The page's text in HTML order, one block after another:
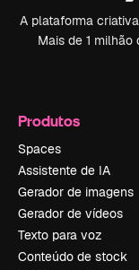
A plataforma
Mais de 1 milhão
Produtos
Spaces
Assistente de IA
Gerador de imagens
Gerador de vídeos
Texto para voz
Conteúdo de stock